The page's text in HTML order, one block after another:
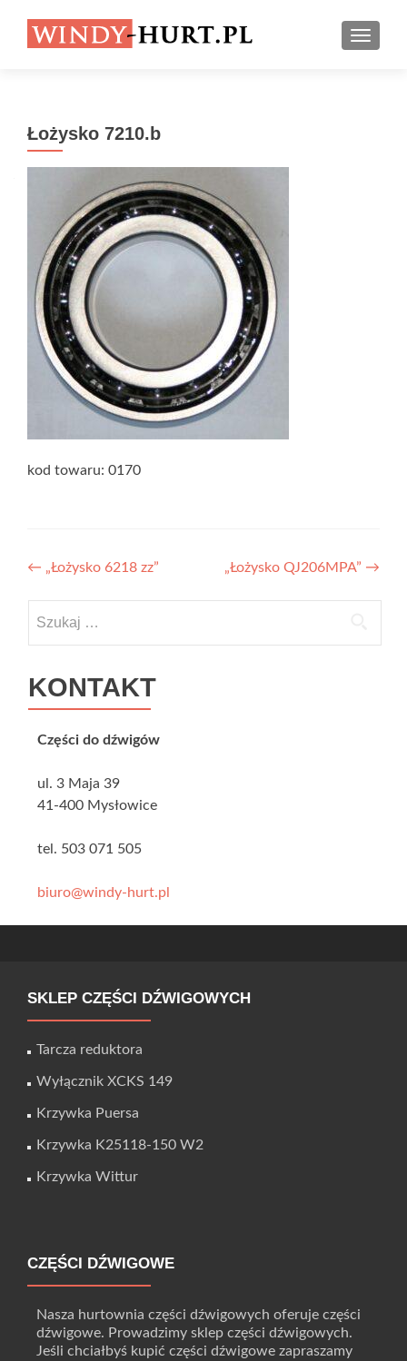
Łożysko 7210.b
kod towaru: 0170
Zobacz wpisy
← „Łożysko 6218 zz” „Łożysko QJ206MPA” →
KONTAKT
Części do dźwigów
ul. 3 Maja 39
41-400 Mysłowice
tel. 503 071 505
biuro@windy-hurt.pl
SKLEP CZĘŚCI DŹWIGOWYCH
Tarcza reduktora
Wyłącznik XCKS 149
Krzywka Puersa
Krzywka K25118-150 W2
Krzywka Wittur
CZĘŚCI DŹWIGOWE
Nasza hurtownia części dźwigowych oferuje części
dźwigowe. Prowadzimy sklep części dźwigowych.
Jeśli chciałbyś kupić części dźwigowe zapraszamy